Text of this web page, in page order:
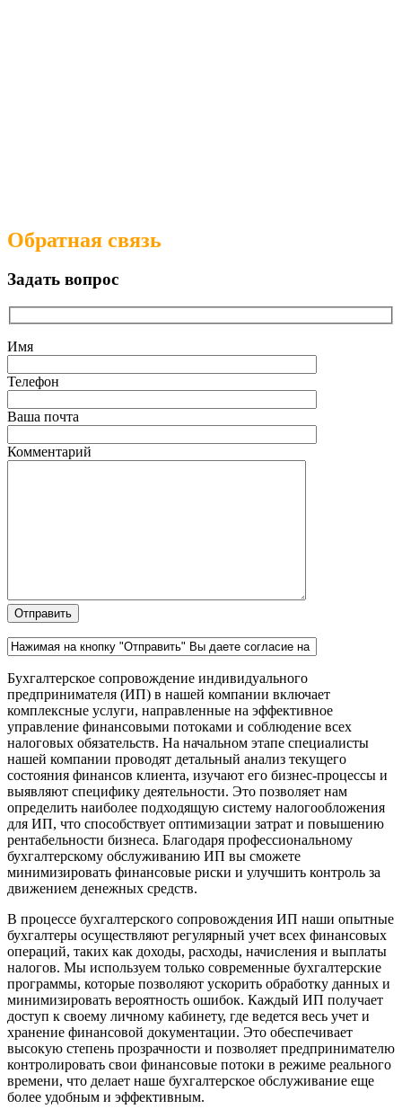
Обратная связь
Задать вопрос
Имя
Телефон
Ваша почта
Комментарий
Бухгалтерское сопровождение индивидуального
предпринимателя (ИП) в нашей компании включает
комплексные услуги, направленные на эффективное
управление финансовыми потоками и соблюдение всех
налоговых обязательств. На начальном этапе специалисты
нашей компании проводят детальный анализ текущего
состояния финансов клиента, изучают его бизнес-процессы и
выявляют специфику деятельности. Это позволяет нам
определить наиболее подходящую систему налогообложения
для ИП, что способствует оптимизации затрат и повышению
рентабельности бизнеса. Благодаря профессиональному
бухгалтерскому обслуживанию ИП вы сможете
минимизировать финансовые риски и улучшить контроль за
движением денежных средств.
В процессе бухгалтерского сопровождения ИП наши опытные
бухгалтеры осуществляют регулярный учет всех финансовых
операций, таких как доходы, расходы, начисления и выплаты
налогов. Мы используем только современные бухгалтерские
программы, которые позволяют ускорить обработку данных и
минимизировать вероятность ошибок. Каждый ИП получает
доступ к своему личному кабинету, где ведется весь учет и
хранение финансовой документации. Это обеспечивает
высокую степень прозрачности и позволяет предпринимателю
контролировать свои финансовые потоки в режиме реального
времени, что делает наше бухгалтерское обслуживание еще
более удобным и эффективным.